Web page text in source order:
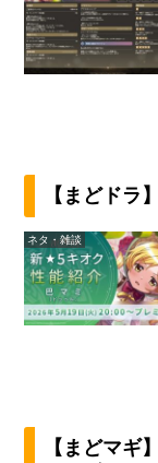
【まどドラ
ネタ・雑談
【まどマギ